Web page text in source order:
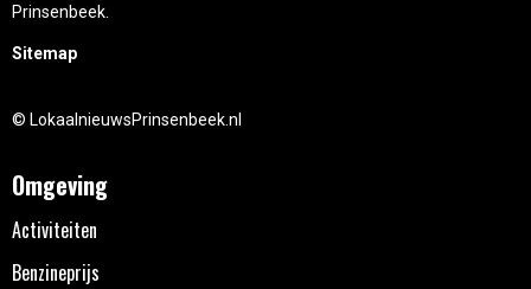
Prinsenbeek.
Sitemap
© LokaalnieuwsPrinsenbeek.nl
Omgeving
Activiteiten
Benzineprijs